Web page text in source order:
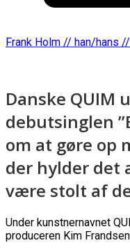
Frank Holm // han/hans
Danske QUIM
debutsinglen
om at gøre op
der hylder det
være stolt af
Under kunstnernavnet
produceren Kim